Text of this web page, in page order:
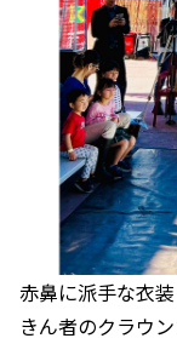
赤鼻に派手な衣
きん者のクラウ